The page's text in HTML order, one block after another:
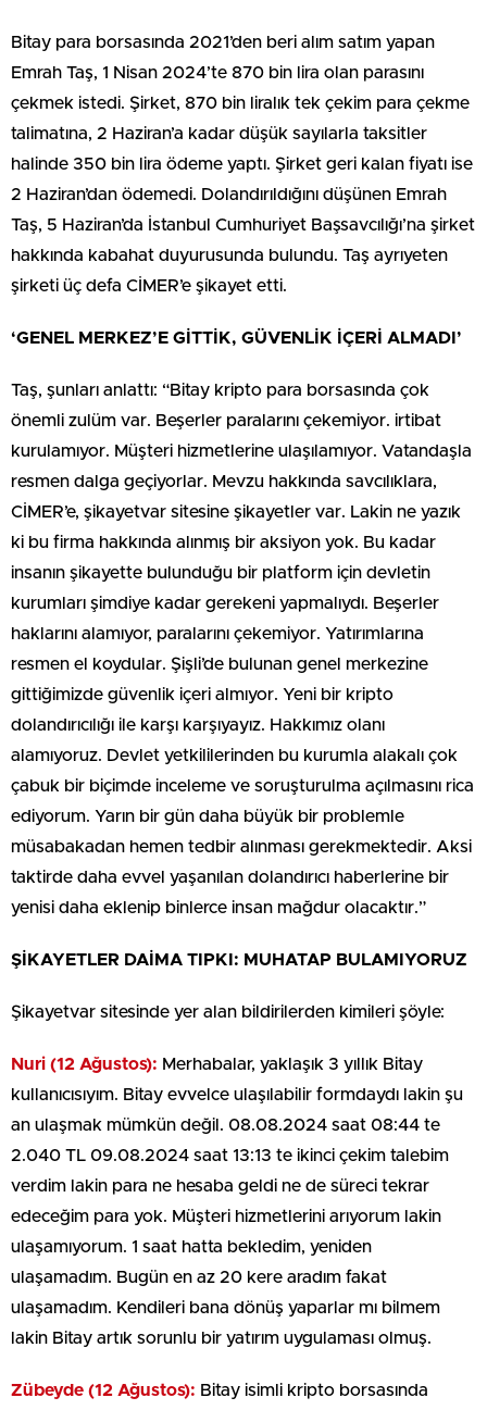
Bitay para borsasında 2021’den beri alım satım yapan
Emrah Taş, 1 Nisan 2024’te 870 bin lira olan parasını
çekmek istedi. Şirket, 870 bin liralık tek çekim para çekme
talimatına, 2 Haziran’a kadar düşük sayılarla taksitler
halinde 350 bin lira ödeme yaptı. Şirket geri kalan fiyatı ise
2 Haziran’dan ödemedi. Dolandırıldığını düşünen Emrah
Taş, 5 Haziran’da İstanbul Cumhuriyet Başsavcılığı’na şirket
hakkında kabahat duyurusunda bulundu. Taş ayrıyeten
şirketi üç defa CİMER’e şikayet etti.
‘GENEL MERKEZ’E GİTTİK, GÜVENLİK İÇERİ ALMADI’
Taş, şunları anlattı: “Bitay kripto para borsasında çok
önemli zulüm var. Beşerler paralarını çekemiyor. irtibat
kurulamıyor. Müşteri hizmetlerine ulaşılamıyor. Vatandaşla
resmen dalga geçiyorlar. Mevzu hakkında savcılıklara,
CİMER’e, şikayetvar sitesine şikayetler var. Lakin ne yazık
ki bu firma hakkında alınmış bir aksiyon yok. Bu kadar
insanın şikayette bulunduğu bir platform için devletin
kurumları şimdiye kadar gerekeni yapmalıydı. Beşerler
haklarını alamıyor, paralarını çekemiyor. Yatırımlarına
resmen el koydular. Şişli’de bulunan genel merkezine
gittiğimizde güvenlik içeri almıyor. Yeni bir kripto
dolandırıcılığı ile karşı karşıyayız. Hakkımız olanı
alamıyoruz. Devlet yetkililerinden bu kurumla alakalı çok
çabuk bir biçimde inceleme ve soruşturulma açılmasını rica
ediyorum. Yarın bir gün daha büyük bir problemle
müsabakadan hemen tedbir alınması gerekmektedir. Aksi
taktirde daha evvel yaşanılan dolandırıcı haberlerine bir
yenisi daha eklenip binlerce insan mağdur olacaktır.”
ŞİKAYETLER DAİMA TIPKI: MUHATAP BULAMIYORUZ
Şikayetvar sitesinde yer alan bildirilerden kimileri şöyle:
Nuri (12 Ağustos): Merhabalar, yaklaşık 3 yıllık Bitay
kullanıcısıyım. Bitay evvelce ulaşılabilir formdaydı lakin şu
an ulaşmak mümkün değil. 08.08.2024 saat 08:44 te
2.040 TL 09.08.2024 saat 13:13 te ikinci çekim talebim
verdim lakin para ne hesaba geldi ne de süreci tekrar
edeceğim para yok. Müşteri hizmetlerini arıyorum lakin
ulaşamıyorum. 1 saat hatta bekledim, yeniden
ulaşamadım. Bugün en az 20 kere aradım fakat
ulaşamadım. Kendileri bana dönüş yaparlar mı bilmem
lakin Bitay artık sorunlu bir yatırım uygulaması olmuş.
Zübeyde (12 Ağustos): Bitay isimli kripto borsasında